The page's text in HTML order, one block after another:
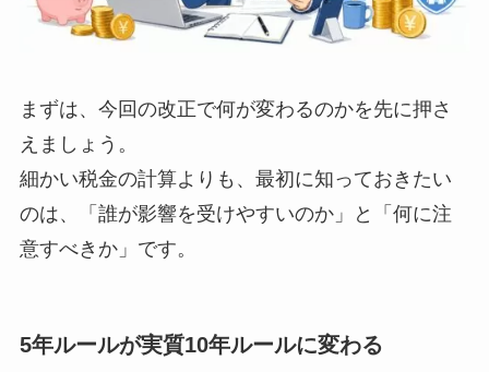
まずは、今回の改正で何が変わるのかを先に押さ
えましょう。
細かい税金の計算よりも、最初に知っておきたい
のは、「誰が影響を受けやすいのか」と「何に注
意すべきか」です。
5年ルールが実質10年ルールに変わる